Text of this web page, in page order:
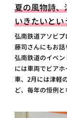
夏の風物詩
いきたいと
弘南鉄道アソビ
藤司さんにもお話
弘南鉄道のイベ
には車両でビア
車、2月には津軽
ど、毎年の恒例